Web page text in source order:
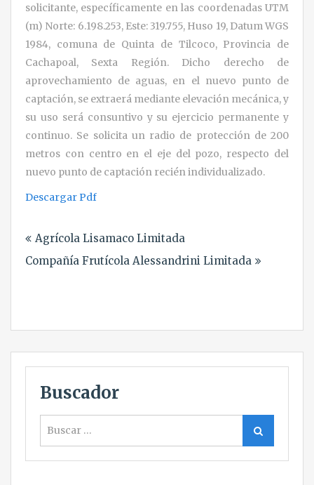
solicitante, específicamente en las coordenadas UTM
(m) Norte: 6.198.253, Este: 319.755, Huso 19, Datum WGS
1984, comuna de Quinta de Tilcoco, Provincia de
Cachapoal, Sexta Región. Dicho derecho de
aprovechamiento de aguas, en el nuevo punto de
captación, se extraerá mediante elevación mecánica, y
su uso será consuntivo y su ejercicio permanente y
continuo. Se solicita un radio de protección de 200
metros con centro en el eje del pozo, respecto del
nuevo punto de captación recién individualizado.
Descargar Pdf
de
entradas
Agrícola Lisamaco Limitada
Compañía Frutícola Alessandrini Limitada
Buscador
Buscar